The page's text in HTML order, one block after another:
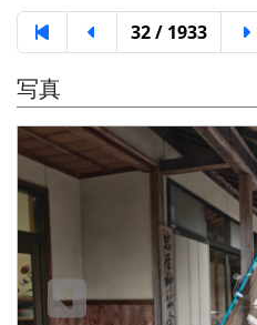
32 / 1933
写真